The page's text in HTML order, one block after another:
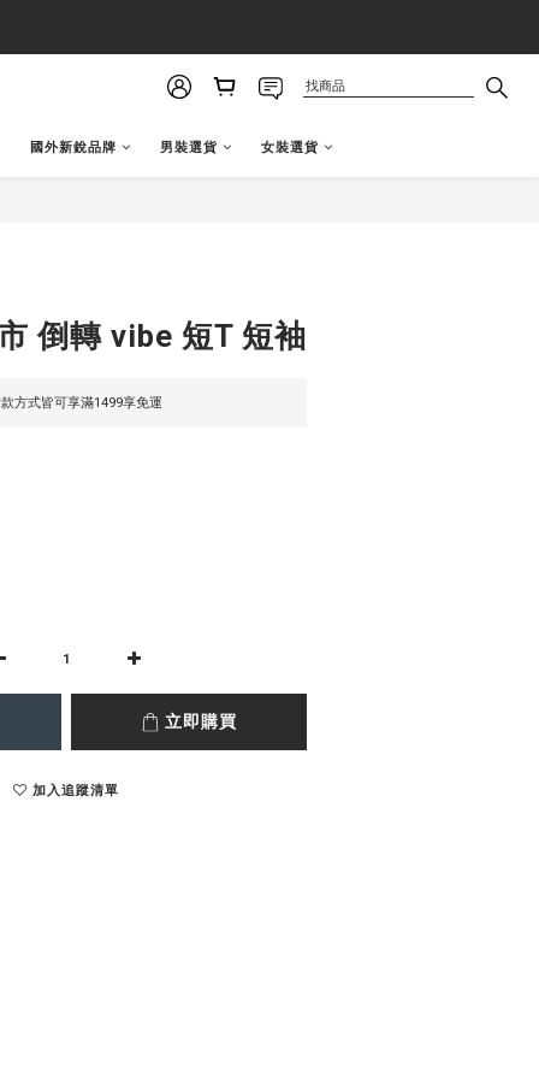
國外新銳品牌 男裝選貨 女裝選貨
倒轉 vibe 短T 短袖
方式皆可享滿1499享免運
立即購買
加入追蹤清單